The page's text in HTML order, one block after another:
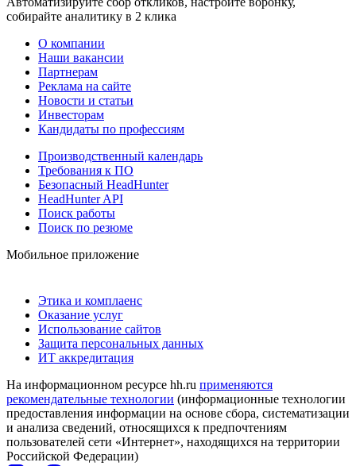
собирайте аналитику в 2 клика
О компании
Наши вакансии
Партнерам
Реклама на сайте
Новости и статьи
Инвесторам
Кандидаты по профессиям
Производственный календарь
Требования к ПО
Безопасный HeadHunter
HeadHunter API
Поиск работы
Поиск по резюме
Мобильное приложение
Этика и комплаенс
Оказание услуг
Использование сайтов
Защита персональных данных
ИТ аккредитация
На информационном ресурсе hh.ru применяются
рекомендательные технологии (информационные технологии
предоставления информации на основе сбора, систематизации
и анализа сведений, относящихся к предпочтениям
пользователей сети «Интернет», находящихся на территории
Российской Федерации)